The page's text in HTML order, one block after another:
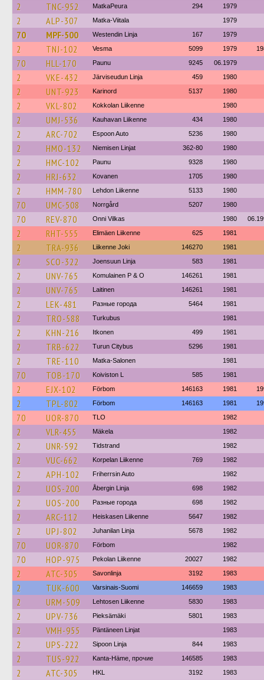
2 TNC-952 MatkaPeura 294 1979
2 ALP-307 Matka-Viitala 1979
70 MPF-500 Westendin Linja 167 1979
2 TNJ-102 Vesma 5099 1979
70 HLL-170 Paunu 9245 06.1979
2 VKE-432 Järviseudun Linja 459 1980
2 UNT-923 Karinord 5137 1980
2 VKL-802 Kokkolan Liikenne 1980
2 UMJ-536 Kauhavan Liikenne 434 1980
2 ARC-702 Espoon Auto 5236 1980
2 HMO-132 Niemisen Linjat 362-80 1980
2 HMC-102 Paunu 9328 1980
2 HRJ-632 Kovanen 1705 1980
2 HMM-780 Lehdon Liikenne 5133 1980
70 UMC-508 Norrgård 5207 1980
70 REV-870 Onni Vilkas 1980
2 RHT-555 Elimäen Liikenne 625 1981
2 TRA-936 Liikenne Joki 146270 1981
2 SCO-322 Joensuun Linja 583 1981
2 UNV-765 Komulainen P & O 146261 1981
2 UNV-765 Laitinen 146261 1981
2 LEK-481 Разные города 5464 1981
2 TRO-588 Turkubus 1981
2 KHN-216 Itkonen 499 1981
2 TRB-622 Turun Citybus 5296 1981
2 TRE-110 Matka-Salonen 1981
70 TOB-170 Koiviston L 585 1981
2 EJX-102 Förbom 146163 1981
2 TPL-802 Förbom 146163 1981
70 UOR-870 TLO 1982
2 VLR-455 Mäkela 1982
2 UNR-592 Tidstrand 1982
2 VUC-662 Korpelan Liikenne 769 1982
2 APH-102 Friherrsin Auto 1982
2 UOS-200 Åbergin Linja 698 1982
2 UOS-200 Разные города 698 1982
2 ARC-112 Heiskasen Liikenne 5647 1982
2 UPJ-802 Juhanilan Linja 5678 1982
70 UOR-870 Förbom 1982
70 HOP-975 Pekolan Liikenne 20027 1982
2 ATC-305 Savonlinja 3192 1983
2 TUK-600 Varsinais-Suomi 146659 1983
2 URM-509 Lehtosen Liikenne 5830 1983
2 UPV-736 Pieksämäki 5801 1983
2 VMH-955 Päntäneen Linjat 1983
2 UPS-222 Sipoon Linja 844 1983
2 TUS-922 Kanta-Häme, прочие 146585 1983
2 ATC-305 HKL 3192 1983